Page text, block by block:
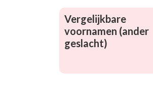
Vergelijkbare
voornamen (ander
geslacht)